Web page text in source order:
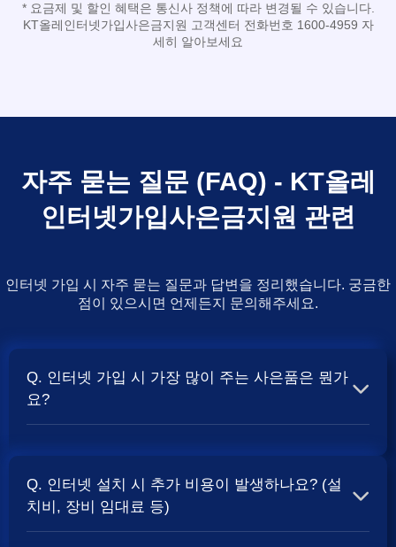
* 요금제 및 할인 혜택은 통신사 정책에 따라 변경될 수 있습니다.
KT올레인터넷가입사은금지원 고객센터 전화번호 1600-4959 자
세히 알아보세요
자주 묻는 질문 (FAQ) - KT올레
인터넷가입사은금지원 관련
인터넷 가입 시 자주 묻는 질문과 답변을 정리했습니다. 궁금한
점이 있으시면 언제든지 문의해주세요.
Q. 인터넷 가입 시 가장 많이 주는 사은품은 뭔가
요?
보통 500Mbps 또는 1Gbps 인터넷을 TV와 결합하여 가입
할 때 현금 사은품및 상품권 혜택이 더 크게 지급되는 경향
Q. 인터넷 설치 시 추가 비용이 발생하나요? (설
치비, 장비 임대료 등)